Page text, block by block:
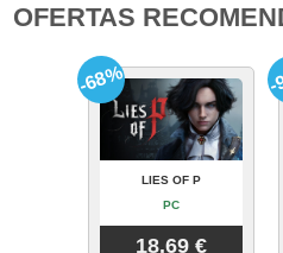
OFERTAS
LIES OF P
PC
18.69 €
-68% -